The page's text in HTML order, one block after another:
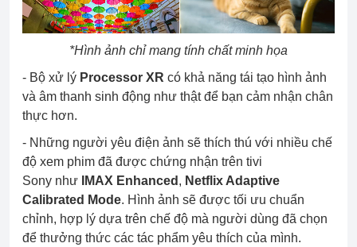
*Hình ảnh chỉ mang tính chất minh họa
- Bộ xử lý Processor XR có khả năng tái tạo hình ảnh
và âm thanh sinh động như thật để bạn cảm nhận chân
thực hơn.
- Những người yêu điện ảnh sẽ thích thú với nhiều chế
độ xem phim đã được chứng nhận trên tivi
Sony như
IMAX Enhanced , Netflix Adaptive
Calibrated Mode. Hình ảnh sẽ được tối ưu chuẩn
chỉnh, hợp lý dựa trên chế độ mà người dùng đã chọn
để thưởng thức các tác phẩm yêu thích của mình.